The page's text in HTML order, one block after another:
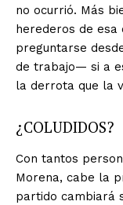
no ocurrió. Más
herederos de esa
preguntarse
de trabajo— si a
la derrota que la
¿COLUDIDOS?
Con tantos
Morena, cabe la
partido cambiará